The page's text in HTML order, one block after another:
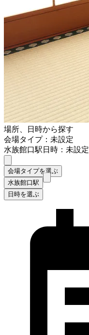
場所、日時から探す
会場タイプ：未設定
水族館口駅日時：未設定
会場タイプを選ぶ
水族館口駅
日時を選ぶ